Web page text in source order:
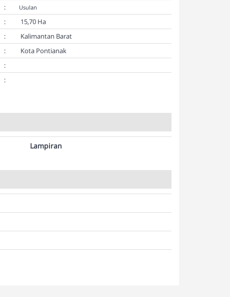
: Usulan
:
15,70 Ha
:
Kalimantan Barat
:
Kota Pontianak
:
:
Lampiran